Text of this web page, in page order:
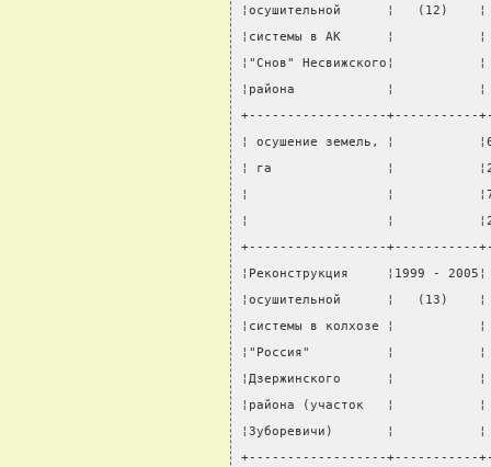
¦осушительной      ¦
¦системы в АК      ¦
¦"Снов" Несвижского¦
¦района            ¦
+------------------+-----------
¦ осушение земель, ¦
¦ га               ¦
¦                  ¦
¦                  ¦
+------------------+-----------
¦Реконструкция     ¦1999 -
¦осушительной      ¦
¦системы в колхозе ¦
¦"Россия"          ¦
¦Дзержинского      ¦
¦района (участок   ¦
¦Зуборевичи)       ¦
+------------------+-----------